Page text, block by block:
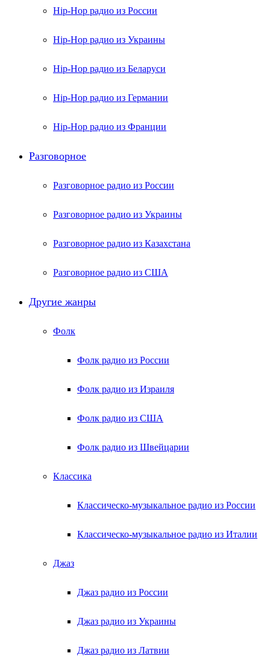
Hip-Hop радио из России
Hip-Hop радио из Украины
Hip-Hop радио из Беларуси
Hip-Hop радио из Германии
Hip-Hop радио из Франции
Разговорное
Разговорное радио из России
Разговорное радио из Украины
Разговорное радио из Казахстана
Разговорное радио из США
Другие жанры
Фолк
Фолк радио из России
Фолк радио из Израиля
Фолк радио из США
Фолк радио из Швейцарии
Классика
Классическо-музыкальное радио из России
Классическо-музыкальное радио из Италии
Джаз
Джаз радио из России
Джаз радио из Украины
Джаз радио из Латвии